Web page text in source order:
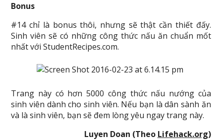
Bonus
#14 chỉ là bonus thôi, nhưng sẽ thật cần thiết đấy.
Sinh viên sẽ có những công thức nấu ăn chuẩn mốt
nhất với StudentRecipes.com.
Trang này có hơn 5000 công thức nấu nướng của
sinh viên dành cho sinh viên. Nếu bạn là dân sành ăn
và là sinh viên, bạn sẽ đem lòng yêu ngay trang này.
Luyen Doan (Theo Lifehack.org)